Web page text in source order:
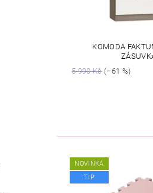
KOMODA
5 990 Kč(–61 %)
NOVINKA
TIP